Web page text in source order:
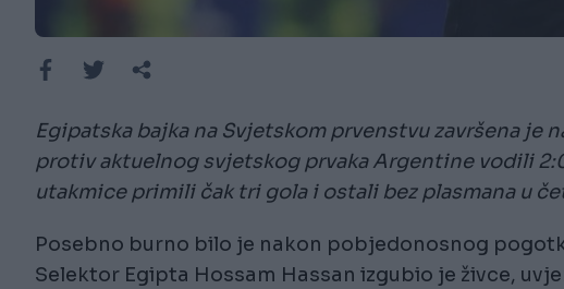
Egipatska bajka na Svjetskom prvenstvu završena
protiv aktuelnog svjetskog prvaka Argentine vodili
utakmice primili čak tri gola i ostali bez plasmana u
Posebno burno bilo je nakon pobjedonosnog
Selektor Egipta Hossam Hassan izgubio je živce,